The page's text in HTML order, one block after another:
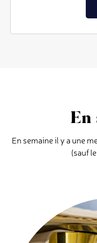
En
En semaine il y a une
(sauf